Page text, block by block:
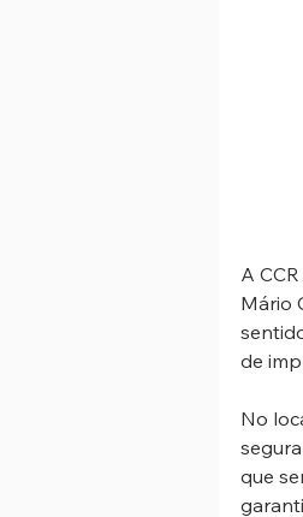
A
Mário
de
No
que